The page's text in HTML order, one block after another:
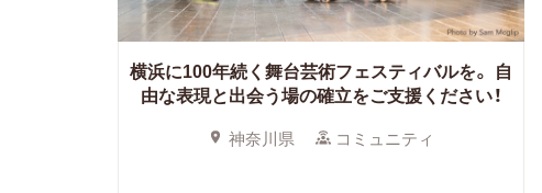
横浜に100年続く舞台芸術フェスティバルを。 自
由な表現と出会う場の確立をご支援ください！
神奈川県 コミュニティ